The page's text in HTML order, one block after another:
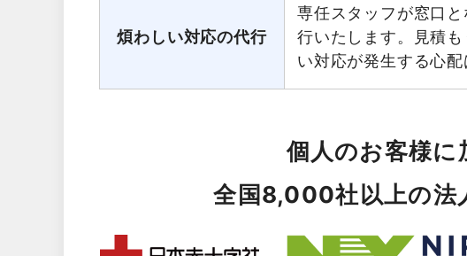
煩わしい対応の代行
専任スタッフが窓口
行いたします。見積
い対応が発生する心配
個人のお客様に
全国8,000社以上の法